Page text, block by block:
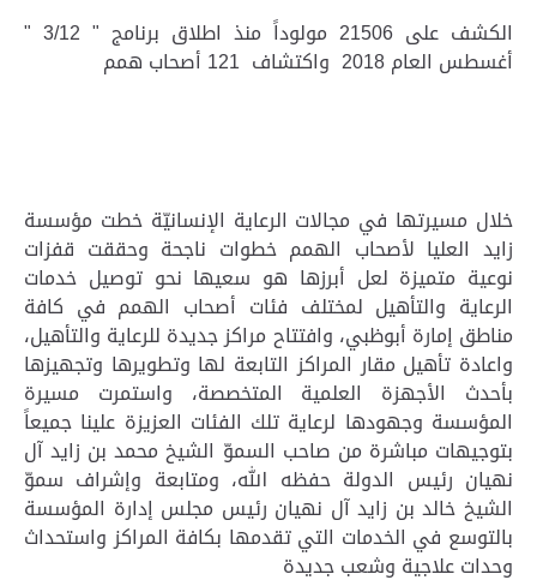
الكشف على 21506 مولوداً منذ اطلاق برنامج " 3/12 "
أغسطس العام 2018 واكتشاف 121 أصحاب همم
خلال مسيرتها في مجالات الرعاية الإنسانيّة خطت مؤسسة
زايد العليا لأصحاب الهمم خطوات ناجحة وحققت قفزات
نوعية متميزة لعل أبرزها هو سعيها نحو توصيل خدمات
الرعاية والتأهيل لمختلف فئات أصحاب الهمم في كافة
مناطق إمارة أبوظبي، وافتتاح مراكز جديدة للرعاية والتأهيل،
واعادة تأهيل مقار المراكز التابعة لها وتطويرها وتجهيزها
بأحدث الأجهزة العلمية المتخصصة، واستمرت مسيرة
المؤسسة وجهودها لرعاية تلك الفئات العزيزة علينا جميعاً
بتوجيهات مباشرة من صاحب السموّ الشيخ محمد بن زايد آل
نهيان رئيس الدولة حفظه الله، ومتابعة وإشراف سموّ
الشيخ خالد بن زايد آل نهيان رئيس مجلس إدارة المؤسسة
بالتوسع في الخدمات التي تقدمها بكافة المراكز واستحداث
وحدات علاجية وشعب جديدة